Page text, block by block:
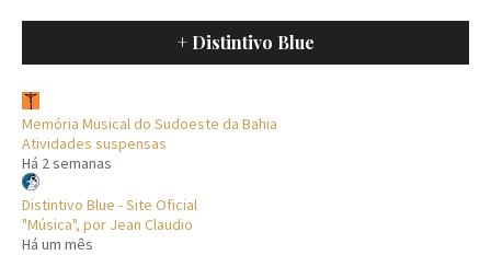
+ Distintivo Blue
Memória Musical do Sudoeste da Bahia
Atividades suspensas
Há 2 semanas
Distintivo Blue - Site Oficial
"Música", por Jean Claudio
Há um mês